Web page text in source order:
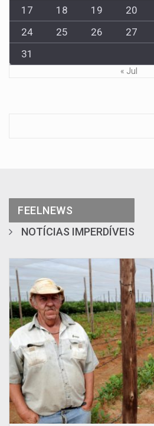
17
18 19 20
24
25 26 27
31
« Jul
FEELNEWS
NOTÍCIAS IMPERDÍVEIS